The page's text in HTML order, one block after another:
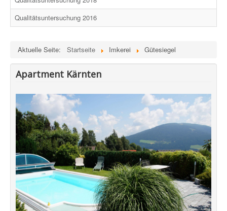
Qualitätsuntersuchung 2016
Aktuelle Seite: Startseite Imkerei Gütesiegel
Apartment Kärnten